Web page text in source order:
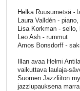
Helka Ruusumetsä -
Laura Valldén -
Lisa Korkman - sello,
Leo Ash - rummut
Amos Bonsdorff -
Illan avaa Helmi
vaikuttava laulaja-
Suomen Jazzliiton
jazzlupauksena